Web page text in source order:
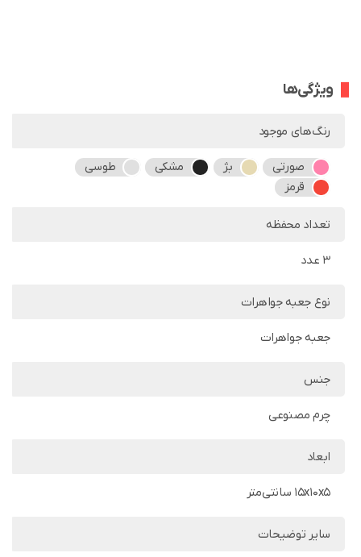
ویژگی‌ها
رنگ‌های موجود
صورتی بژ مشکی
طوسی
قرمز
تعداد محفظه
3 عدد
نوع جعبه جواهرات
جعبه جواهرات
جنس
چرم مصنوعی
ابعاد
15x10x5 سانتی‌متر
سایر توضیحات